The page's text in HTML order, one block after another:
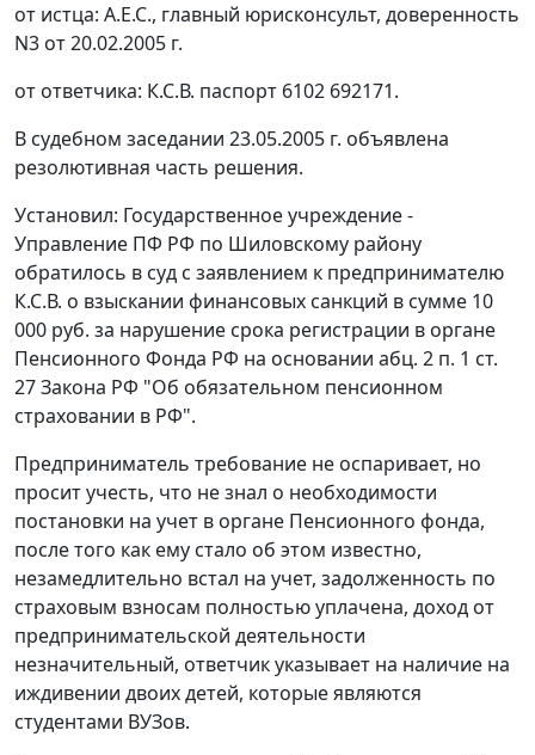
от истца: А.Е.С., главный юрисконсульт, доверенность
N3 от 20.02.2005 г.
от ответчика: К.С.В. паспорт 6102 692171.
В судебном заседании 23.05.2005 г. объявлена
резолютивная часть решения.
Установил: Государственное учреждение -
Управление ПФ РФ по Шиловскому району
обратилось в суд с заявлением к предпринимателю
К.С.В. о взыскании финансовых санкций в сумме 10
000 руб. за нарушение срока регистрации в органе
Пенсионного Фонда РФ на основании абц. 2 п. 1 ст.
27Закона РФ "Об обязательном пенсионном
страховании в РФ".
Предприниматель требование не оспаривает, но
просит учесть, что не знал о необходимости
постановки на учет в органе Пенсионного фонда,
после того как ему стало об этом известно,
незамедлительно встал на учет, задолженность по
страховым взносам полностью уплачена, доход от
предпринимательской деятельности
незначительный, ответчик указывает на наличие на
иждивении двоих детей, которые являются
студентами ВУЗов.